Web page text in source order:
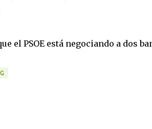
el PSOE está negociando a dos